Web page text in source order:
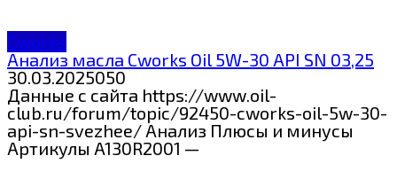
Cworks
Анализ масла Cworks Oil 5W-30 API SN 03,25
30.03.2025050
Данные с сайта https://www.oil-
club.ru/forum/topic/92450-cworks-oil-5w-30-
api-sn-svezhee/ Анализ Плюсы и минусы
Артикулы A130R2001 —